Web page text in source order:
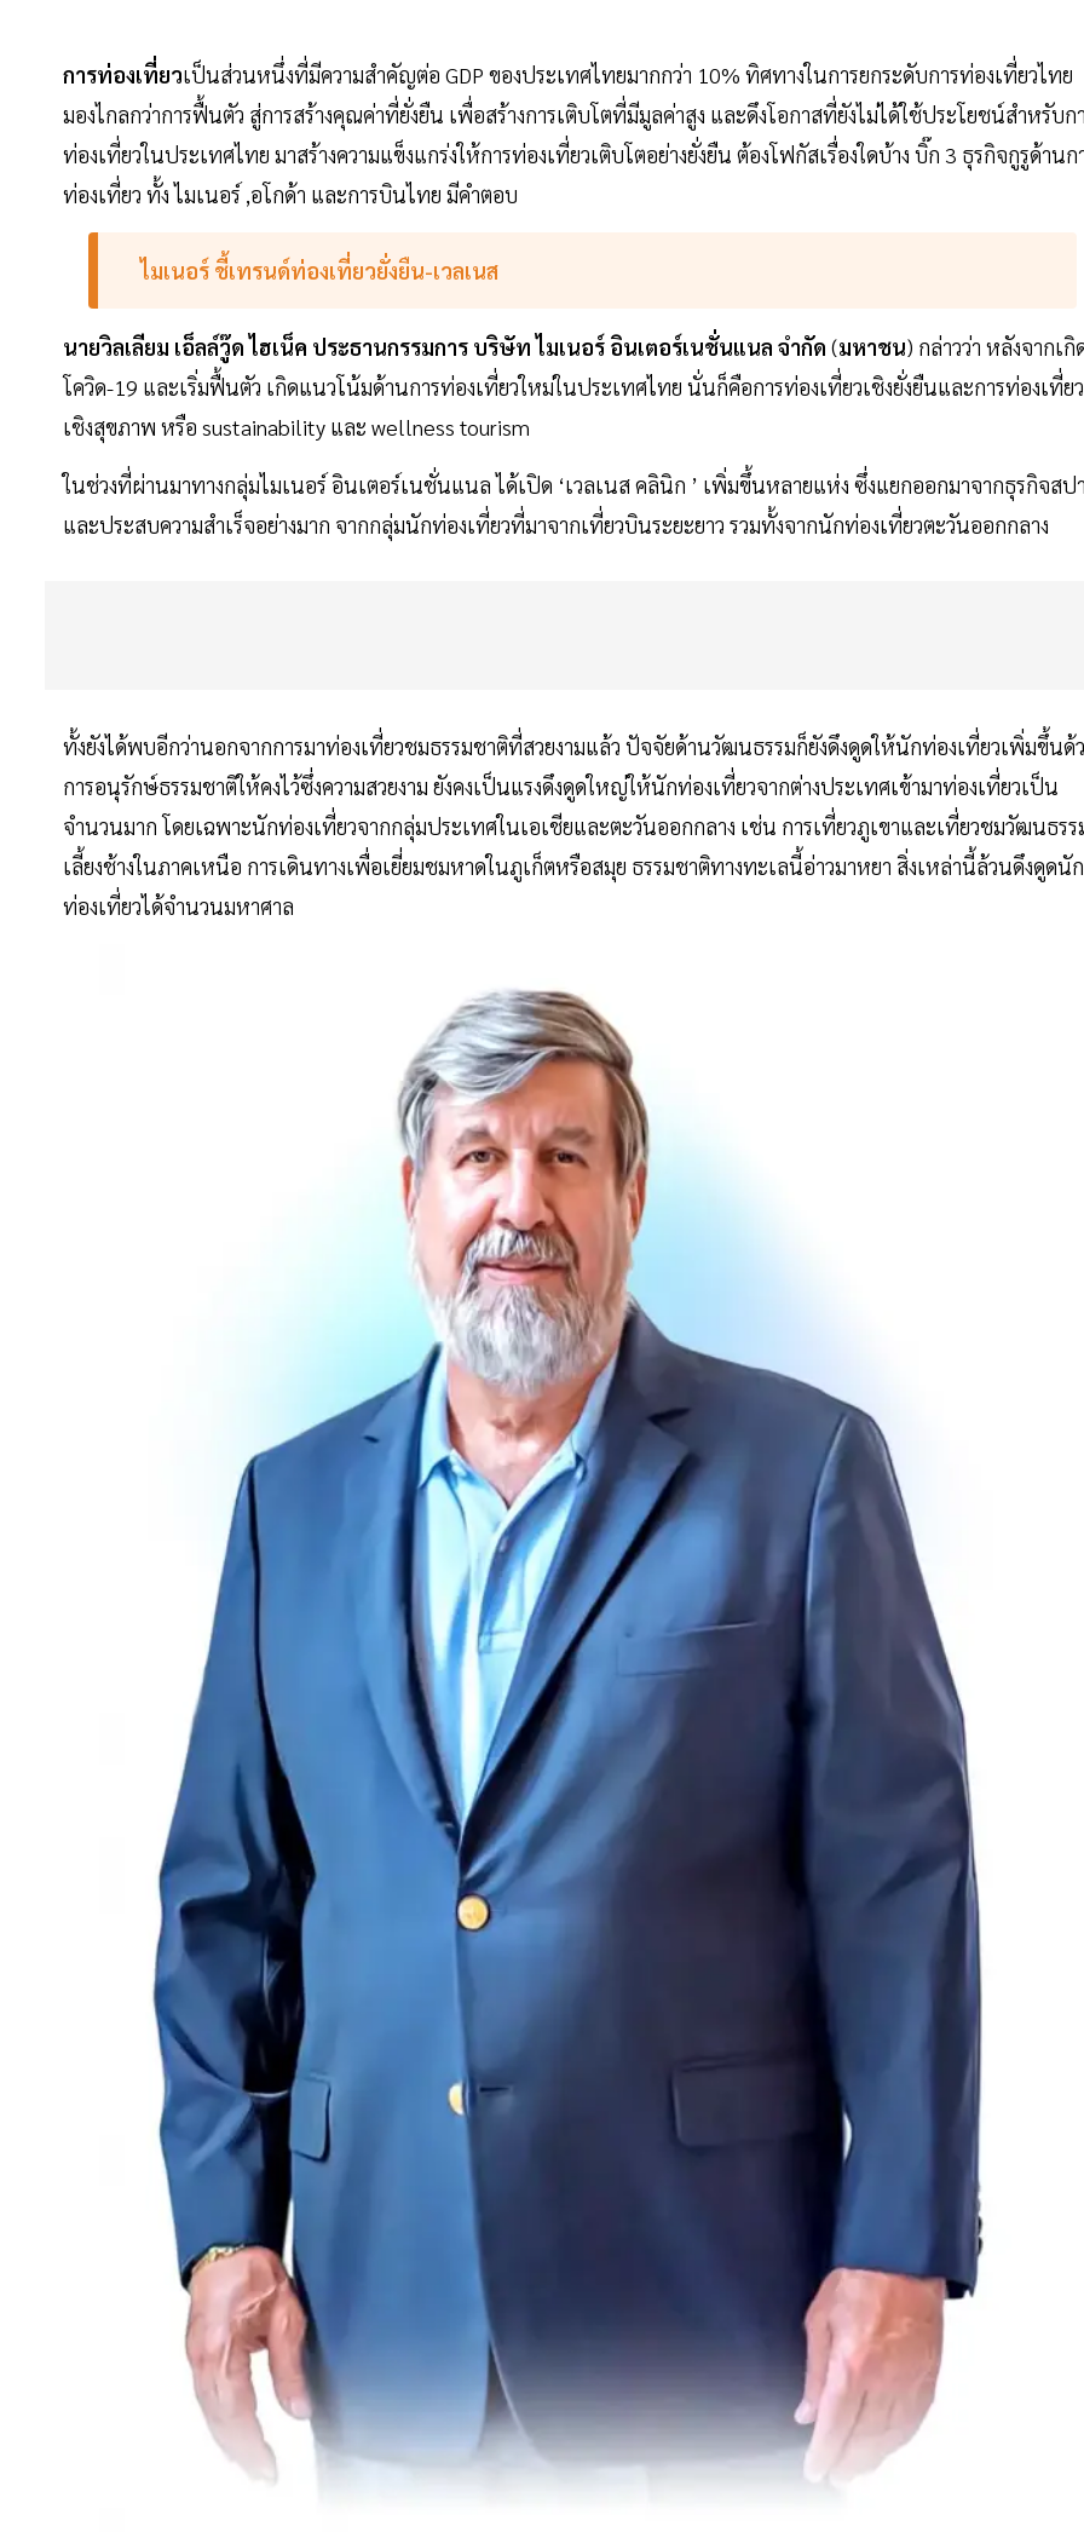
การท่องเที่ยวเป็นส่วนหนึ่งที่มีความสำคัญต่อ GDP ของประเทศไทยมากกว่า 10% ทิศทางในการยกระดับการท่องเที่ยวไทย
มองไกลกว่าการฟื้นตัว สู่การสร้างคุณค่าที่ยั่งยืน เพื่อสร้างการเติบโตที่มีมูลค่าสูง และดึงโอกาสที่ยังไม่ได้ใช้ประโยชน์สำหรับก
ท่องเที่ยวในประเทศไทย มาสร้างความแข็งแกร่งให้การท่องเที่ยวเติบโตอย่างยั่งยืน ต้องโฟกัสเรื่องใดบ้าง บิ๊ก 3 ธุรกิจกูรูด้านก
ท่องเที่ยว ทั้ง ไมเนอร์ ,อโกด้า และการบินไทย มีคำตอบ
ไมเนอร์ ชี้เทรนด์ท่องเที่ยวยั่งยืน-เวลเนส
นายวิลเลียม เอ็ลล์วู๊ด ไฮเน็ค ประธานกรรมการ บริษัท ไมเนอร์ อินเตอร์เนชั่นแนล จำกัด (มหาชน) กล่าวว่า หลังจากเกิ
โควิด-19 และเริ่มฟื้นตัว เกิดแนวโน้มด้านการท่องเที่ยวใหม่ในประเทศไทย นั่นก็คือการท่องเที่ยวเชิงยั่งยืนและการท่องเที่ยว
เชิงสุขภาพ หรือ sustainability และ wellness tourism
ในช่วงที่ผ่านมาทางกลุ่มไมเนอร์ อินเตอร์เนชั่นแนล ได้เปิด ‘เวลเนส คลินิก ’ เพิ่มขึ้นหลายแห่ง ซึ่งแยกออกมาจากธุรกิจสป
และประสบความสำเร็จอย่างมาก จากกลุ่มนักท่องเที่ยวที่มาจากเที่ยวบินระยะยาว รวมทั้งจากนักท่องเที่ยวตะวันออกกลาง
ทั้งยังได้พบอีกว่านอกจากการมาท่องเที่ยวชมธรรมชาติที่สวยงามแล้ว ปัจจัยด้านวัฒนธรรมก็ยังดึงดูดให้นักท่องเที่ยวเพิ่มขึ้นด้
การอนุรักษ์ธรรมชาติให้คงไว้ซึ่งความสวยงาม ยังคงเป็นแรงดึงดูดใหญ่ให้นักท่องเที่ยวจากต่างประเทศเข้ามาท่องเที่ยวเป็น
จำนวนมาก โดยเฉพาะนักท่องเที่ยวจากกลุ่มประเทศในเอเชียและตะวันออกกลาง เช่น การเที่ยวภูเขาและเที่ยวชมวัฒนธรร
เลี้ยงช้างในภาคเหนือ การเดินทางเพื่อเยี่ยมชมหาดในภูเก็ตหรือสมุย ธรรมชาติทางทะเลนี้อ่าวมาหยา สิ่งเหล่านี้ล้วนดึงดูดนัก
ท่องเที่ยวได้จำนวนมหาศาล